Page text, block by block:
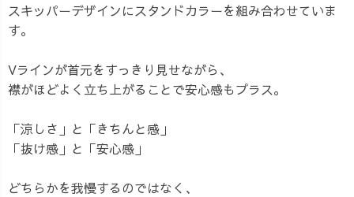
スキッパーデザインにスタンドカラーを組み合わせていま
す。
Vラインが首元をすっきり見せながら、
襟がほどよく立ち上がることで安心感もプラス。
「涼しさ」と「きちんと感」
「抜け感」と「安心感」
どちらかを我慢するのではなく、